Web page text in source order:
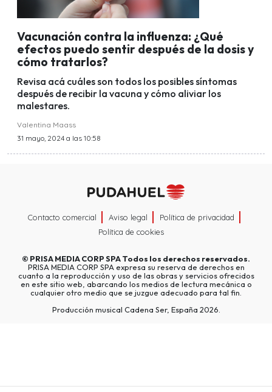
Vacunación contra la influenza: ¿Qué
efectos puedo sentir después de la dosis y
cómo tratarlos?
Revisa acá cuáles son todos los posibles síntomas
después de recibir la vacuna y cómo aliviar los
malestares.
Valentina Maass
31 mayo, 2024 a las 10:58
Contacto comercial Aviso legal
Política de privacidad
Política de cookies
© PRISA MEDIA CORP SPATodos los derechos reservados.
PRISA MEDIA CORP SPA expresa su reserva de derechos en
cuanto a la reproducción y uso de las obras y servicios ofrecidos
en este sitio web, abarcando los medios de lectura mecánica o
cualquier otro medio que se juzgue adecuado para tal fin.
Producción musical Cadena Ser, España 2026.